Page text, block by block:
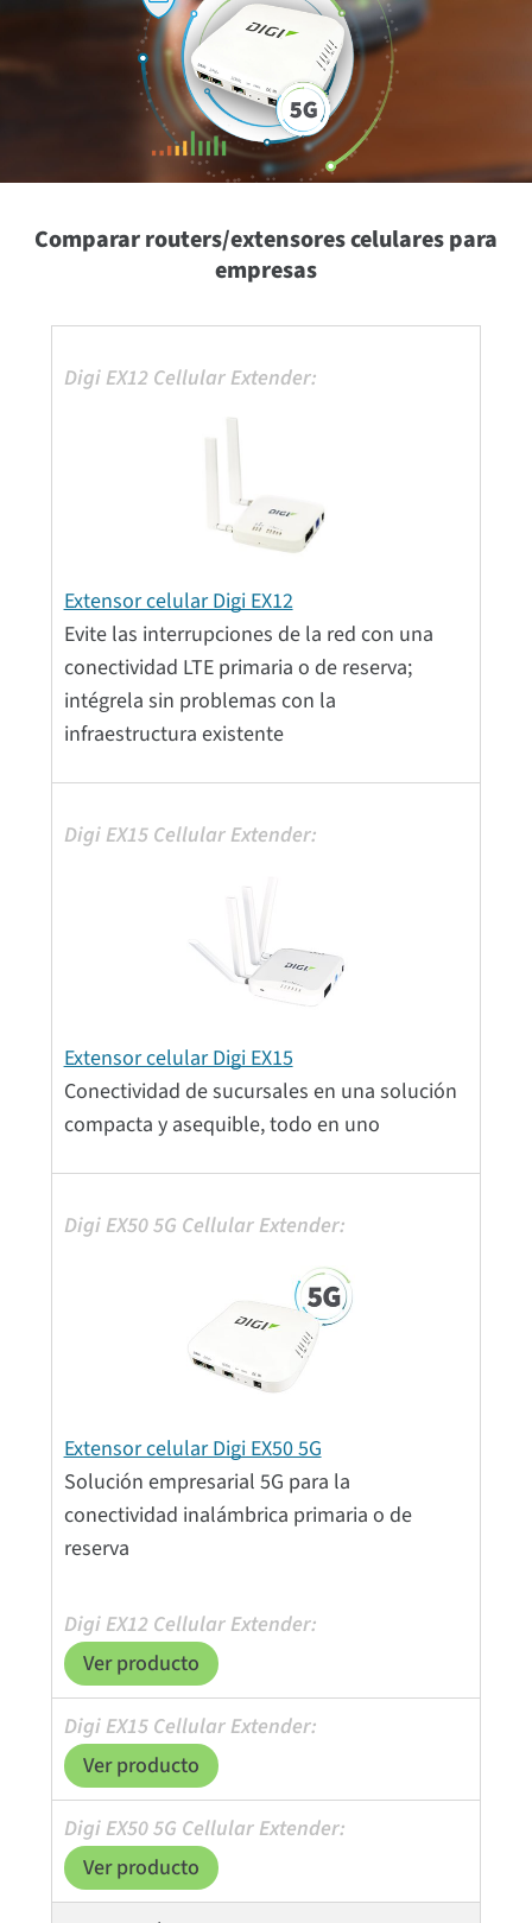
Comparar routers/extensores celulares para
empresas
Extensor celular Digi EX12
Evite las interrupciones de la red con una
conectividad LTE primaria o de reserva;
intégrela sin problemas con la
infraestructura existente
Extensor celular Digi EX15
Conectividad de sucursales en una solución
compacta y asequible, todo en uno
Extensor celular Digi EX50 5G
Solución empresarial 5G para la
conectividad inalámbrica primaria o de
reserva
Ver producto
Ver producto
Ver producto